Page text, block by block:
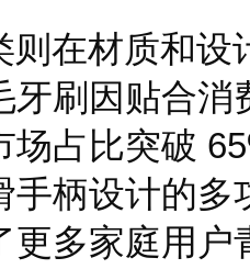
则在材质和设
牙刷因贴合消
场占比突破
手柄设计的多
更多家庭用